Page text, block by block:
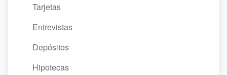
Tarjetas
Entrevistas
Depósitos
Hipotecas